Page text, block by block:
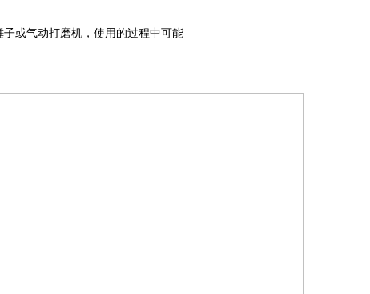
或气动打磨机，使用的过程中可能